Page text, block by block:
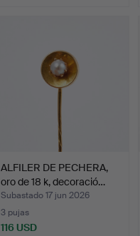
ALFILER DE PECHERA,
oro de 18 k, decoració…
Subastado 17 jun 2026
3 pujas
116 USD